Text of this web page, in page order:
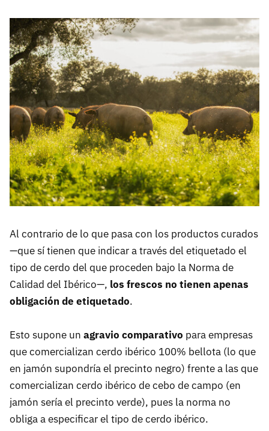
Al contrario de lo que pasa con los productos curados
—que sí tienen que indicar a través del etiquetado el
tipo de cerdo del que proceden bajo la Norma de
Calidad del Ibérico—, los frescos no tienen apenas
obligación de etiquetado.
Esto supone un agravio comparativo para empresas
que comercializan cerdo ibérico 100% bellota (lo que
en jamón supondría el precinto negro) frente a las que
comercializan cerdo ibérico de cebo de campo (en
jamón sería el precinto verde), pues la norma no
obliga a especificar el tipo de cerdo ibérico.